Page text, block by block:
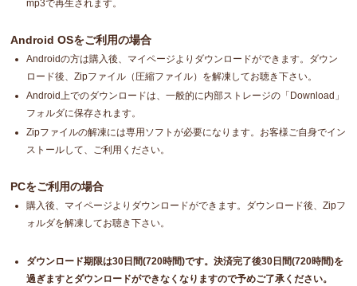
mp3で再生されます。
Android OSをご利用の場合
Androidの方は購入後、マイページよりダウンロードができます。ダウン
ロード後、Zipファイル（圧縮ファイル）を解凍してお聴き下さい。
Android上でのダウンロードは、一般的に内部ストレージの「Download」
フォルダに保存されます。
Zipファイルの解凍には専用ソフトが必要になります。お客様ご自身でイン
ストールして、ご利用ください。
PCをご利用の場合
購入後、マイページよりダウンロードができます。ダウンロード後、Zipフ
ォルダを解凍してお聴き下さい。
ダウンロード期限は30日間(720時間)です。決済完了後30日間(720時間)を
過ぎますとダウンロードができなくなりますので予めご了承ください。